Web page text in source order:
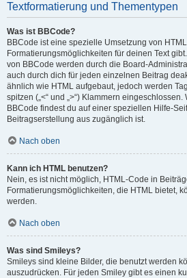
Textformatierung und Thementypen
Was ist BBCode?
BBCode ist eine spezielle Umsetzung von
Formatierungsmöglichkeiten für deinen Text
von BBCode werden durch die Board-
auch durch dich für jeden einzelnen Beitrag
ähnlich wie HTML aufgebaut, jedoch werden
spitzen („<“ und „>“) Klammern
BBCode findest du auf einer speziellen Hilfe-
Beitragserstellung aus zugänglich ist.
Nach oben
Kann ich HTML benutzen?
Nein, es ist nicht möglich, HTML-Code in
Formatierungsmöglichkeiten, die HTML bietet,
werden.
Nach oben
Was sind Smileys?
Smileys sind kleine Bilder, die benutzt werden
auszudrücken. Für jeden Smiley gibt es einen